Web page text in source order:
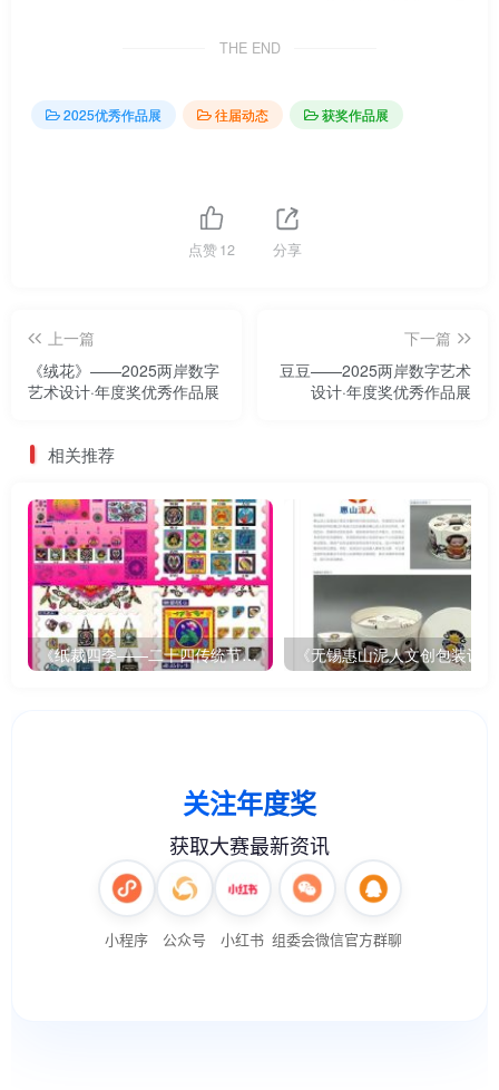
THE END
2025优秀作品展 往届动态 获奖作品展
点赞12 分享
上一篇
《绒花》——2025两岸数字
艺术设计·年度奖优秀作品展
下一篇
豆豆——2025两岸数字艺术
设计·年度奖优秀作品展
相关推荐
《纸裁四季——二十四传统节气文创设计》 《无锡惠山泥人文创包装设